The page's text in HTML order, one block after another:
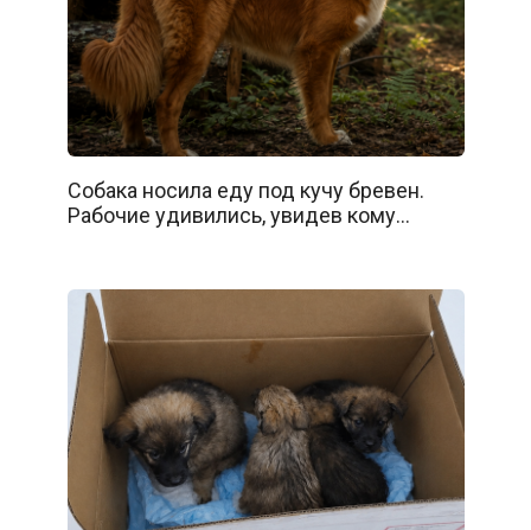
Собака носила еду под кучу бревен.
Рабочие удивились, увидев кому…